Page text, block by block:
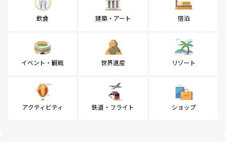
飲食 建築・アート 宿泊
イベント・観戦 世界遺産 リゾート
アクティビティ 鉄道・フライト ショップ